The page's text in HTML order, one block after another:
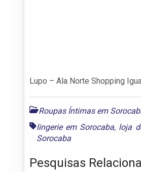
Lupo – Ala Norte Shopping
Roupas Íntimas em
lingerie em Sorocaba, loja
Sorocaba
Pesquisas